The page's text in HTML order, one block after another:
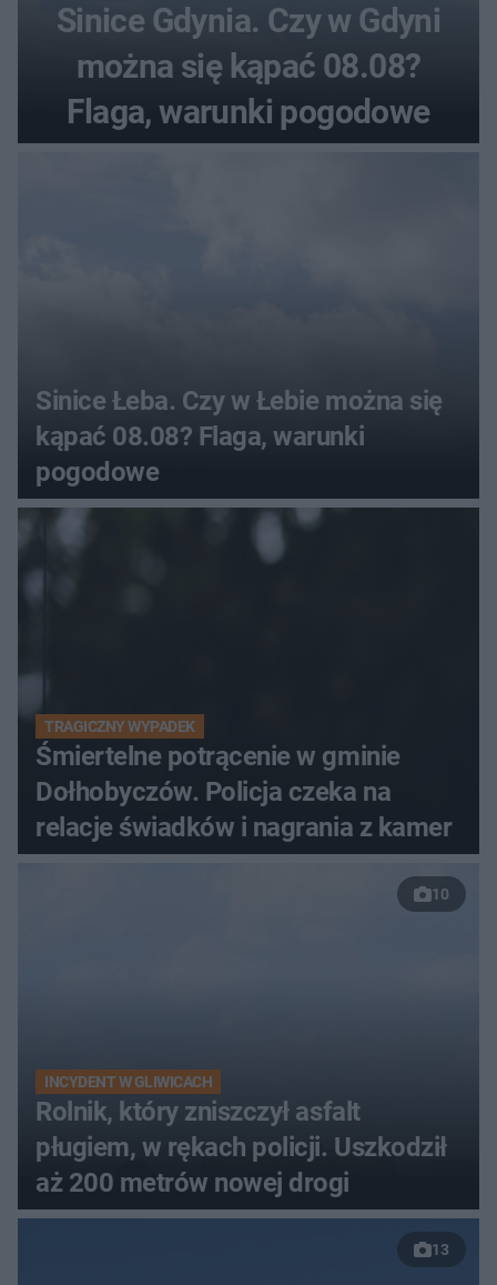
Sinice Gdynia. Czy w Gdyni
można się kąpać 08.08?
Flaga, warunki pogodowe
Sinice Łeba. Czy w Łebie można się
kąpać 08.08? Flaga, warunki
pogodowe
TRAGICZNY WYPADEK
Śmiertelne potrącenie w gminie
Dołhobyczów. Policja czeka na
relacje świadków i nagrania z kamer
10
INCYDENT W GLIWICACH
Rolnik, który zniszczył asfalt
pługiem, w rękach policji. Uszkodził
aż 200 metrów nowej drogi
13